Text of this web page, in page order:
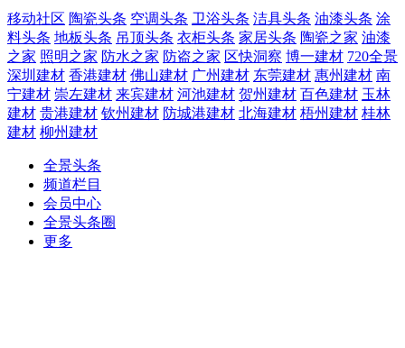
移动社区 陶瓷头条 空调头条 卫浴头条 洁具头条 油漆头条 涂
料头条 地板头条 吊顶头条 衣柜头条 家居头条 陶瓷之家 油漆
之家 照明之家 防水之家 防盗之家 区快洞察 博一建材 720全景
深圳建材 香港建材 佛山建材 广州建材 东莞建材 惠州建材 南
宁建材 崇左建材 来宾建材 河池建材 贺州建材 百色建材 玉林
建材 贵港建材 钦州建材 防城港建材 北海建材 梧州建材 桂林
建材 柳州建材
全景头条
频道栏目
会员中心
全景头条圈
更多